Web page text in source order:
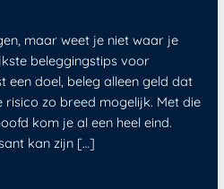
maar weet je niet waar je
beleggingstips voor
een doel, beleg alleen geld dat
risico zo breed mogelijk. Met die
kom je al een heel eind.
kan zijn […]